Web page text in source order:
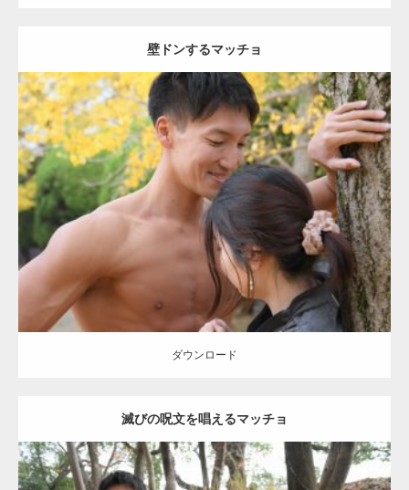
壁ドンするマッチョ
Update: 2021.07.8
Category:公園のマッチョ その他 AKIHITO(細マッチョ) 大胸筋 肩 腹
筋
ダウンロード
ダウンロード
滅びの呪文を唱えるマッチョ
【YouTube】マッチョフリー素材メンバーが
ギネス世界記録…
【TV】TBS番組「ひるおび」にてマッスルプ
ラスが紹介されま…